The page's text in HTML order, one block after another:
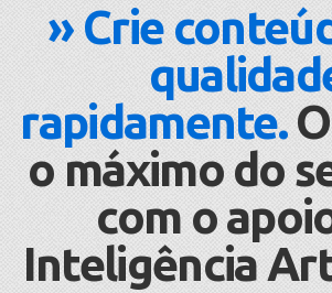
» Crie
rapidamente.
o máximo do
com o
Inteligência